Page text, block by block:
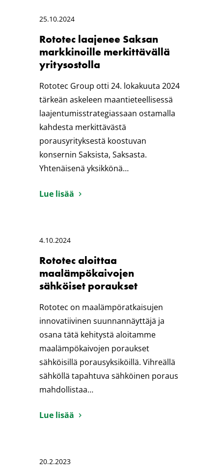
25.10.2024
Rototec laajenee Saksan
markkinoille merkittävällä
yritysostolla
Rototec Group otti 24. lokakuuta 2024
tärkeän askeleen maantieteellisessä
laajentumisstrategiassaan ostamalla
kahdesta merkittävästä
porausyrityksestä koostuvan
konsernin Saksista, Saksasta.
Yhtenäisenä yksikkönä…
Lue lisää
4.10.2024
Rototec aloittaa
maalämpökaivojen
sähköiset poraukset
Rototec on maalämpöratkaisujen
innovatiivinen suunnannäyttäjä ja
osana tätä kehitystä aloitamme
maalämpökaivojen poraukset
sähköisillä porausyksiköillä. Vihreällä
sähköllä tapahtuva sähköinen poraus
mahdollistaa…
Lue lisää
20.2.2023